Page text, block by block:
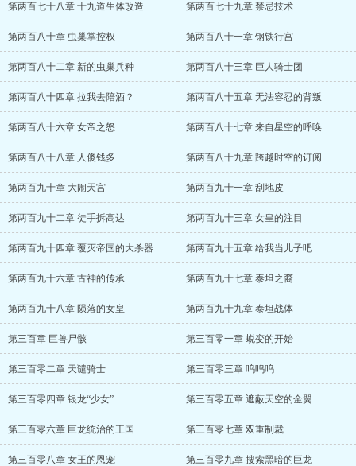
第两百七十八章 十九道生体改造 第两百七十九章 禁忌技术
第两百八十章 虫巢掌控权 第两百八十一章 钢铁行宫
第两百八十二章 新的虫巢兵种 第两百八十三章 巨人骑士团
第两百八十四章 拉我去陪酒？ 第两百八十五章 无法容忍的背叛
第两百八十六章 女帝之怒 第两百八十七章 来自星空的呼唤
第两百八十八章 人傻钱多 第两百八十九章 跨越时空的订阅
第两百九十章 大闹天宫 第两百九十一章 刮地皮
第两百九十二章 徒手拆高达 第两百九十三章 女皇的注目
第两百九十四章 覆灭帝国的大杀器 第两百九十五章 给我当儿子吧
第两百九十六章 古神的传承 第两百九十七章 泰坦之裔
第两百九十八章 陨落的女皇 第两百九十九章 泰坦战体
第三百章 巨兽尸骸 第三百零一章 蜕变的开始
第三百零二章 天谴骑士 第三百零三章 呜呜呜
第三百零四章 银龙“少女” 第三百零五章 遮蔽天空的金翼
第三百零六章 巨龙统治的王国 第三百零七章 双重制裁
第三百零八章 女王的恩宠 第三百零九章 搜索黑暗的巨龙